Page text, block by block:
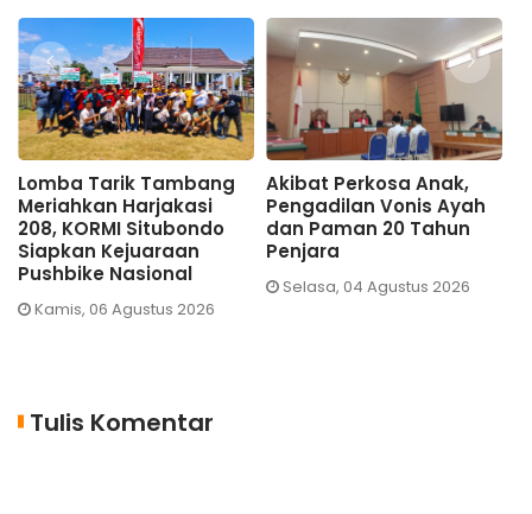
Lomba Tarik Tambang
Meriahkan Harjakasi
208, KORMI Situbondo
Siapkan Kejuaraan
Pushbike Nasional
Kamis, 06 Agustus 2026
Akibat Perkosa Anak,
Pengadilan Vonis Ayah
dan Paman 20 Tahun
Penjara
Selasa, 04 Agustus 2026
Tulis Komentar